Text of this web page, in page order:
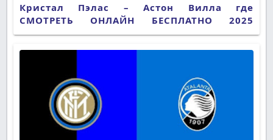
Кристал Пэлас – Астон Вилла где
СМОТРЕТЬ ОНЛАЙН БЕСПЛАТНО 2025
(ПРЯМАЯ ТРАНСЛЯЦИЯ)